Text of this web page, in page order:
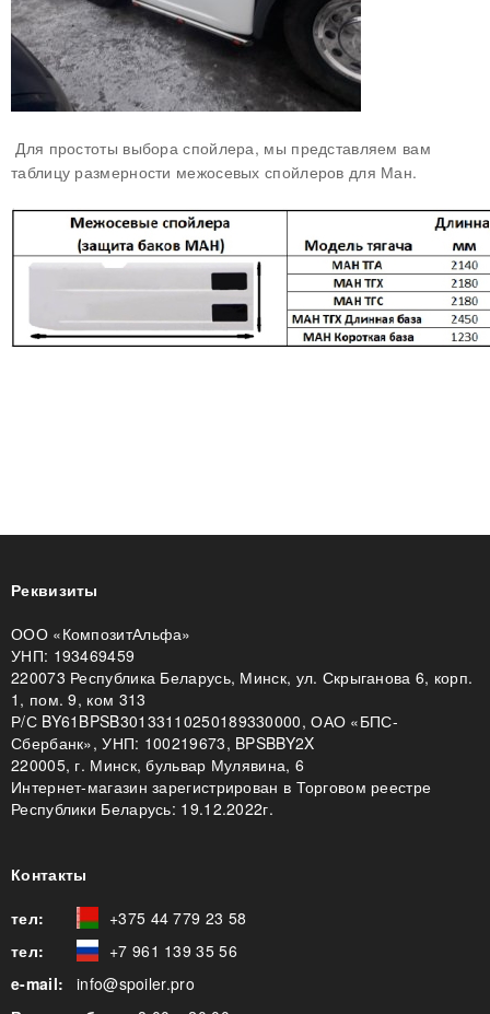
Для простоты выбора спойлера, мы представляем вам
таблицу размерности межосевых спойлеров для Ман.
Реквизиты
ООО «КомпозитАльфа»
УНП: 193469459
220073 Республика Беларусь, Минск, ул. Скрыганова 6, корп.
1, пом. 9, ком 313
Р/С BY61BPSB30133110250189330000, ОАО «БПС-
Сбербанк», УНП: 100219673, BPSBBY2X
220005, г. Минск, бульвар Мулявина, 6
Интернет-магазин зарегистрирован в Торговом реестре
Республики Беларусь: 19.12.2022г.
Контакты
тел:
+375 44 779 23 58
тел:
+7 961 139 35 56
e-mail:
info@spoiler.pro